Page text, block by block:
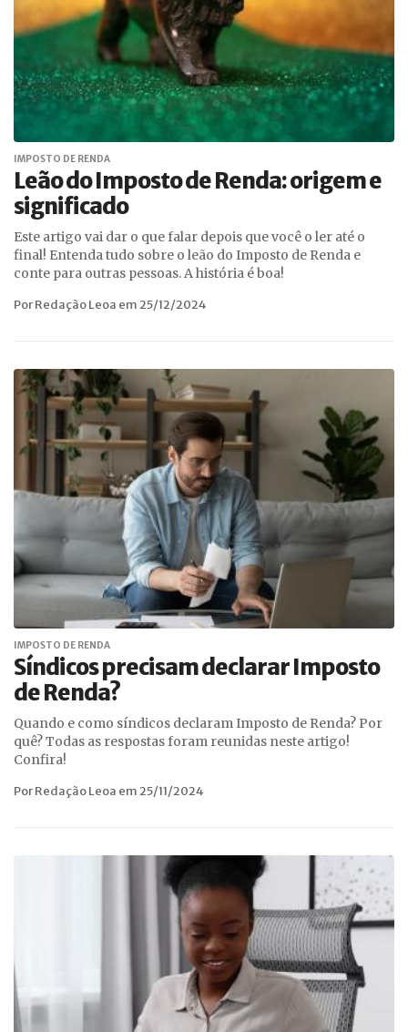
IMPOSTO DE RENDA
Leão do Imposto de Renda: origem e
significado
Este artigo vai dar o que falar depois que você o ler até o
final! Entenda tudo sobre o leão do Imposto de Renda e
conte para outras pessoas. A história é boa!
Por Redação Leoa em 25/12/2024
IMPOSTO DE RENDA
Síndicos precisam declarar Imposto
de Renda?
Quando e como síndicos declaram Imposto de Renda? Por
quê? Todas as respostas foram reunidas neste artigo!
Confira!
Por Redação Leoa em 25/11/2024